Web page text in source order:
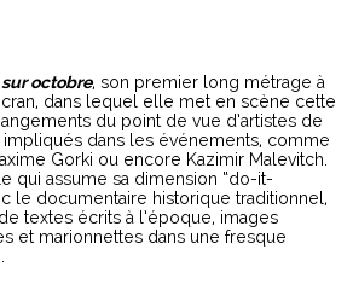
sur octobre, son premier long métrage à
dans lequel elle met en scène cette
du point de vue d’artistes de
dans les événements, comme
Gorki ou encore Kazimir Malevitch.
qui assume sa dimension “do-it-
le documentaire historique traditionnel,
textes écrits à l’époque, images
et marionnettes dans une fresque